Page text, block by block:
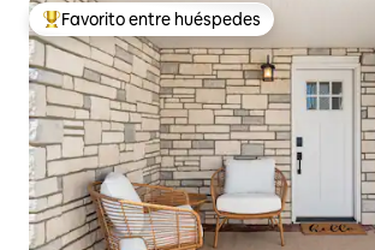
Favorito entre los huéspedes más
Favorito entre huéspedes